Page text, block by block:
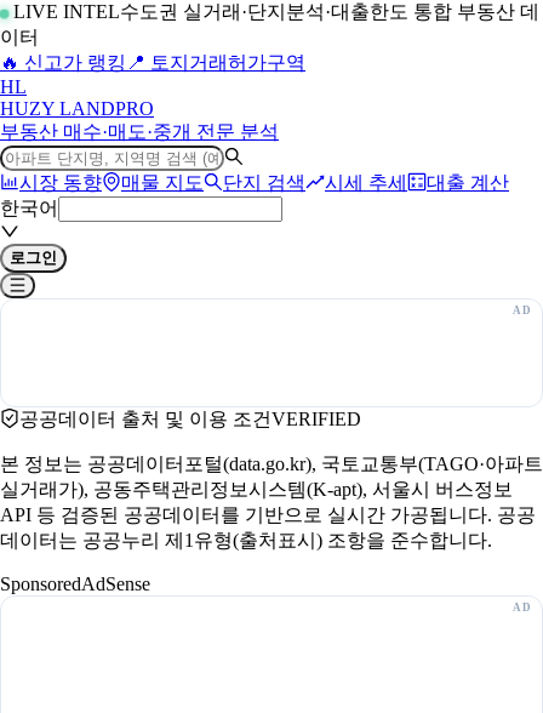
LIVE INTEL수도권 실거래·단지분석·대출한도 통합 부동산 데
이터
🔥 신고가 랭킹 📍 토지거래허가구역
HL
HUZY LANDPRO
부동산 매수·매도·중개 전문 분석
시장 동향 매물 지도 단지 검색 시세 추세
대출 계산
한국어
로그인
공공데이터 출처 및 이용 조건VERIFIED
본 정보는 공공데이터포털(data.go.kr), 국토교통부(TAGO·아파트
실거래가), 공동주택관리정보시스템(K-apt), 서울시 버스정보
API 등 검증된 공공데이터를 기반으로 실시간 가공됩니다. 공공
데이터는 공공누리 제1유형(출처표시) 조항을 준수합니다.
SponsoredAdSense